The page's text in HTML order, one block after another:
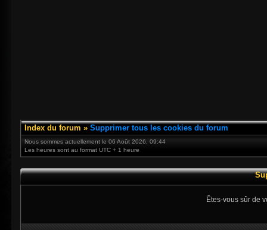
Index du forum » Supprimer tous les cookies du forum
Nous sommes actuellement le 06 Août 2026, 09:44
Les heures sont au format UTC + 1 heure
Êtes-vous sûr de